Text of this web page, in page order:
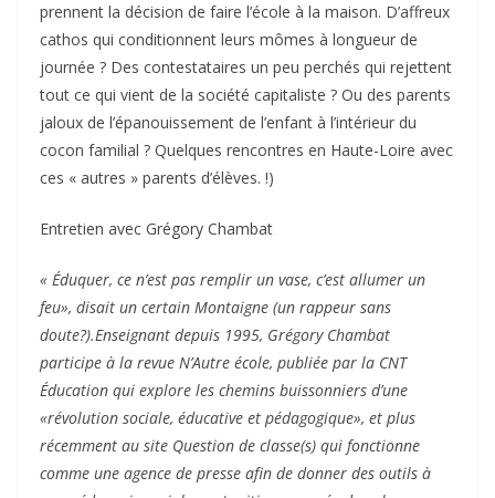
prennent la décision de faire l’école à la maison. D’affreux
cathos qui conditionnent leurs mômes à longueur de
journée ? Des contestataires un peu perchés qui rejettent
tout ce qui vient de la société capitaliste ? Ou des parents
jaloux de l’épanouissement de l’enfant à l’intérieur du
cocon familial ? Quelques rencontres en Haute-Loire avec
ces « autres » parents d’élèves. !)
Entretien avec Grégory Chambat
« Éduquer, ce n’est pas remplir un vase, c’est allumer un
feu», disait un certain Montaigne (un rappeur sans
doute?).Enseignant depuis 1995, Grégory Chambat
participe à la revue N’Autre école, publiée par la CNT
Éducation qui explore les chemins buissonniers d’une
«révolution sociale, éducative et pédagogique», et plus
récemment au site Question de classe(s) qui fonctionne
comme une agence de presse afin de donner des outils à